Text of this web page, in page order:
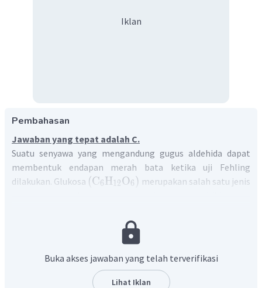
Iklan
Pembahasan
Jawaban yang tepat adalah C.
Suatu senyawa yang mengandung gugus aldehida dapat
membentuk endapan merah bata ketika uji Fehling
dilakukan. Glukosa (C6H12O6) merupakan salah satu jenis
Jadi, senyawa yang dapat bereaksi dengan pereaksi
6
Buka akses jawaban yang telah terverifikasi
Lihat Iklan